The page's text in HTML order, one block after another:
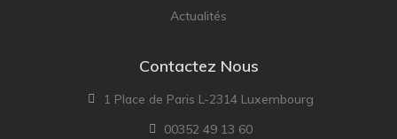
Actualités
Contactez Nous
1 Place de Paris L-2314 Luxembourg
00352 49 13 60